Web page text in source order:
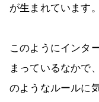
が生まれています。
このようにインタ
まっているなかで
のようなルールに